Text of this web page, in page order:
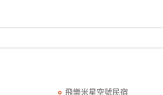
飛樂米星空號民宿